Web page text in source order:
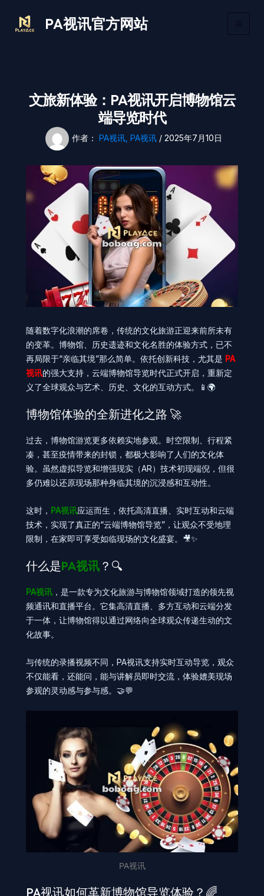
PA视讯官方网站
文旅新体验：PA视讯开启博物馆云
端导览时代
作者： PA视讯, PA视讯 / 2025年7月10日
随着数字化浪潮的席卷，传统的文化旅游正迎来前所未有
的变革。博物馆、历史遗迹和文化名胜的体验方式，已不
再局限于“亲临其境”那么简单。依托创新科技，尤其是 PA
视讯的强大支持，云端博物馆导览时代正式开启，重新定
义了全球观众与艺术、历史、文化的互动方式。📱🌍
博物馆体验的全新进化之路 🚀
过去，博物馆游览更多依赖实地参观。时空限制、行程紧
凑，甚至疫情带来的封锁，都极大影响了人们的文化体
验。虽然虚拟导览和增强现实（AR）技术初现端倪，但很
多仍难以还原现场那种身临其境的沉浸感和互动性。
这时， PA视讯应运而生，依托高清直播、实时互动和云端
技术，实现了真正的“云端博物馆导览”，让观众不受地理
限制，在家即可享受如临现场的文化盛宴。🎥✨
什么是PA视讯 ？🔍
PA视讯 ，是一款专为文化旅游与博物馆领域打造的领先视
频通讯和直播平台。它集高清直播、多方互动和云端分发
于一体，让博物馆得以通过网络向全球观众传递生动的文
化故事。
与传统的录播视频不同，PA视讯支持实时互动导览，观众
不仅能看，还能问，能与讲解员即时交流，体验媲美现场
参观的灵动感与参与感。🤝💬
PA视讯
PA视讯如何革新博物馆导览体验？🌈